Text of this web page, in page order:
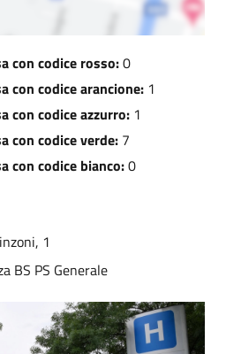
con codice rosso:0
con codice arancione: 1
con codice azzurro: 1
con codice verde: 7
con codice bianco:0
1
BS PS Generale